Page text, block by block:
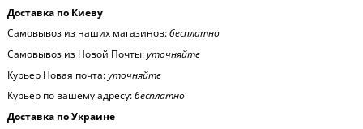
Доставка по Киеву
Самовывоз из наших магазинов:бесплатно
Самовывоз из Новой Почты:уточняйте
Курьер Новая почта:уточняйте
Курьер по вашему адресу:бесплатно
Доставка по Украине